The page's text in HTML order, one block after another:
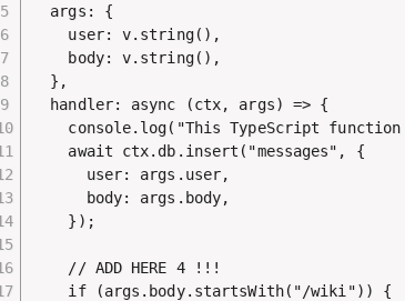
  args: {
    user: v.string(),
    body: v.string(),
  },
  handler: async (ctx, args) => {
console.log("This TypeScript
    await ctx.db.insert("messages", {
      user: args.user,
      body: args.body,
    });
    // ADD HERE 4 !!!
    if (args.body.startsWith("/wiki")) {